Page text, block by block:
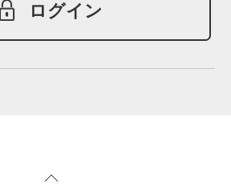
ログイン